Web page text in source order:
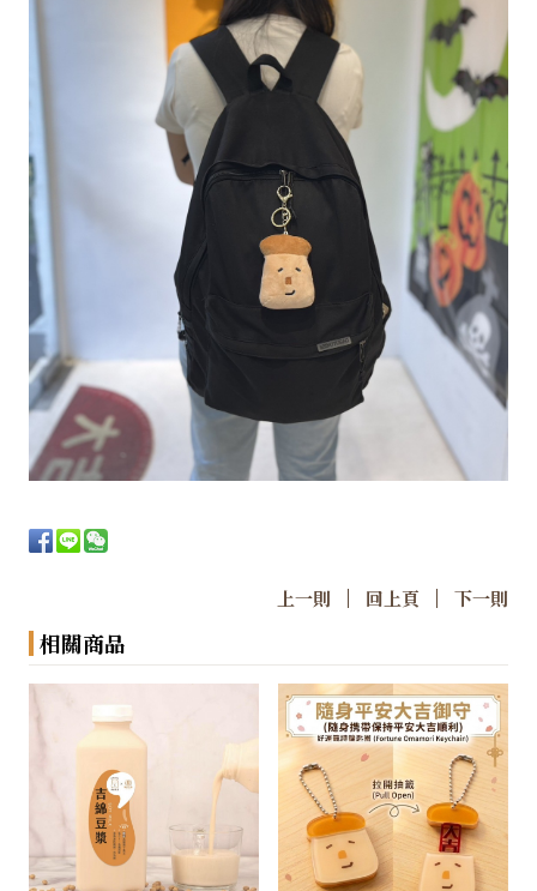
上一則 | 回上頁 |下一則
相關商品